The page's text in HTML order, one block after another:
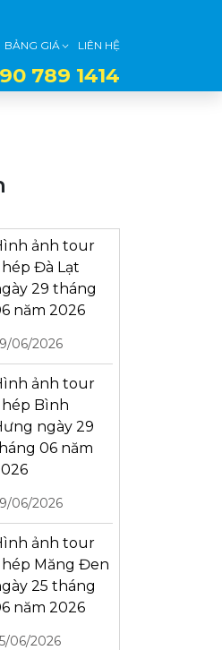
BẢNG GIÁ LIÊN HỆ
789 1414
ảnh tour
Đà Lạt
29 tháng
năm 2026
06/2026
ảnh tour
Bình
ngày 29
06 năm
06/2026
ảnh tour
Măng Đen
25 tháng
năm 2026
06/2026